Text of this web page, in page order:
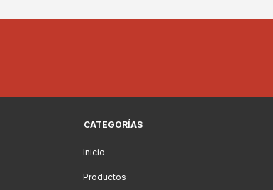
CATEGORÍAS
Inicio
Productos